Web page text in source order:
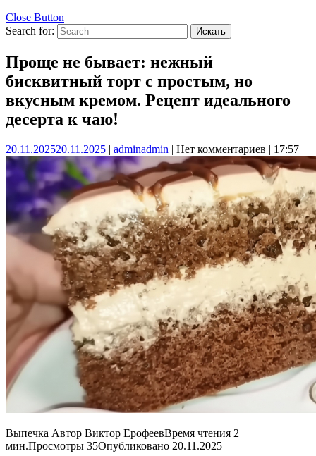
Close Button
Search for:
Проще не бывает: нежный
бисквитный торт с простым, но
вкусным кремом. Рецепт идеального
десерта к чаю!
20.11.202520.11.2025 | adminadmin | Нет комментариев | 17:57
Выпечка Автор Виктор ЕрофеевВремя чтения 2
мин.Просмотры 35Опубликовано 20.11.2025